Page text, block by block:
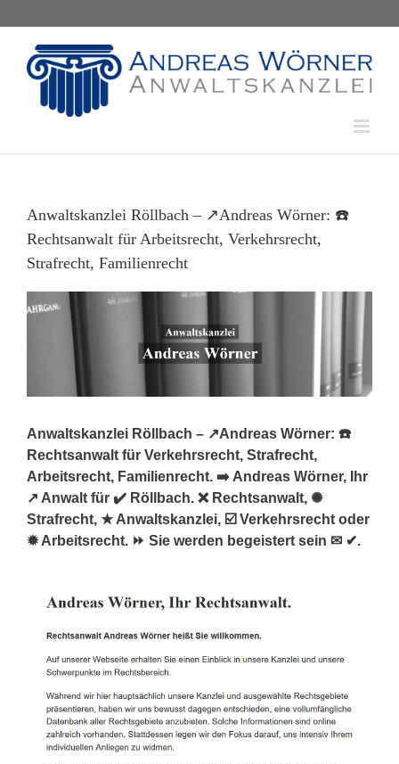
content
Anwaltskanzlei Röllbach – ↗️Andreas Wörner: ☎️
Rechtsanwalt für Arbeitsrecht, Verkehrsrecht,
Strafrecht, Familienrecht
Anwaltskanzlei Röllbach – ↗️Andreas Wörner: ☎️
Rechtsanwalt für Verkehrsrecht, Strafrecht,
Arbeitsrecht, Familienrecht. ➡️ Andreas Wörner, Ihr
↗️ Anwalt für ✔️ Röllbach. ❌ Rechtsanwalt, ✺
Strafrecht, ★ Anwaltskanzlei, ☑️ Verkehrsrecht oder
✹ Arbeitsrecht. ⏩ Sie werden begeistert sein ✉ ✔.